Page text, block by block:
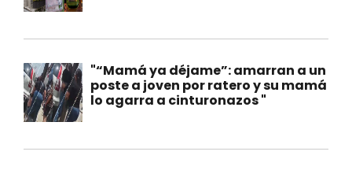
"“Mamá ya déjame”: amarran a un
poste a joven por ratero y su mamá
lo agarra a cinturonazos "